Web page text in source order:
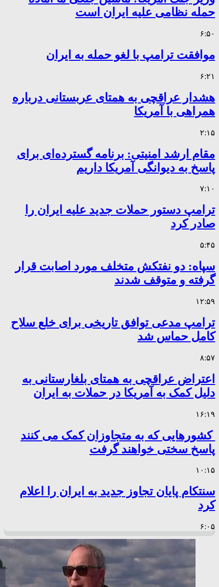
حمله نظامی علیه ایران است
۶:۵۰
موافقت ترامپ با لغو حمله به ایران
۶:۲۱
هشدار عراقچی به همتای عربستانی درباره
همراهی با آمریکا
۲:۱۵
مقام ارشد امنیتی: برنامه گسترده‌ای برای
پاسخ به دیوانگی آمریکا داریم
۷:۱۰
ترامپ دستور حملات جدید علیه ایران را
صادر کرد
۵:۴۵
سپاه: دو نفتکش متخلف مورد اصابت قرار
گرفته و متوقف شدند
۱۲:۵۹
ترامپ مدعی توافق تاریخی برای خلع سلاح
کامل حماس شد
۸:۵۷
اعتراض عراقچی به همتای بلغارستانی به
دلیل کمک به آمریکا در حملات به ایران
۱۶:۱۹
کشورهایی که به متجاوزان کمک می کنند
پاسخ سختی خواهند گرفت
۱۰:۱۵
سنتکام پایان تجاوز جدید به ایران را اعلام
کرد
۶:۰۵